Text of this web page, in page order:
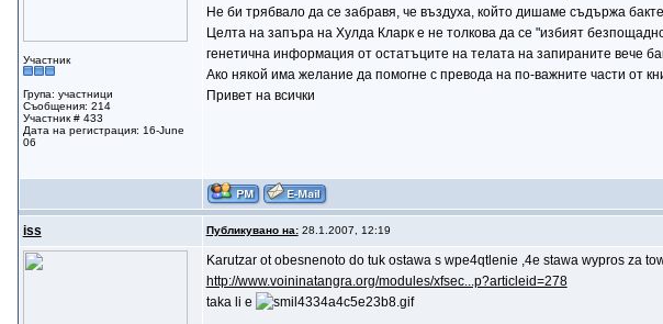
Участник
Група: участници
Съобщения: 214
Участник # 433
Дата на регистрация: 16-June
06
Не би трябвало да се забравя, че въздуха, който дишаме съдържа
Целта на запъра на Хулда Кларк е не толкова да се "избият
генетична информация от остатъците на телата на запираните вече
Ако някой има желание да помогне с превода на по-важните части от
Привет на всички
iss Публикувано на:28.1.2007, 12:19
Karutzar ot obesnenoto do tuk ostawa s wpe4qtlenie ,4e stawa wypros za
http://www.voininatangra.org/modules/xfsec...p?articleid=278
taka li e